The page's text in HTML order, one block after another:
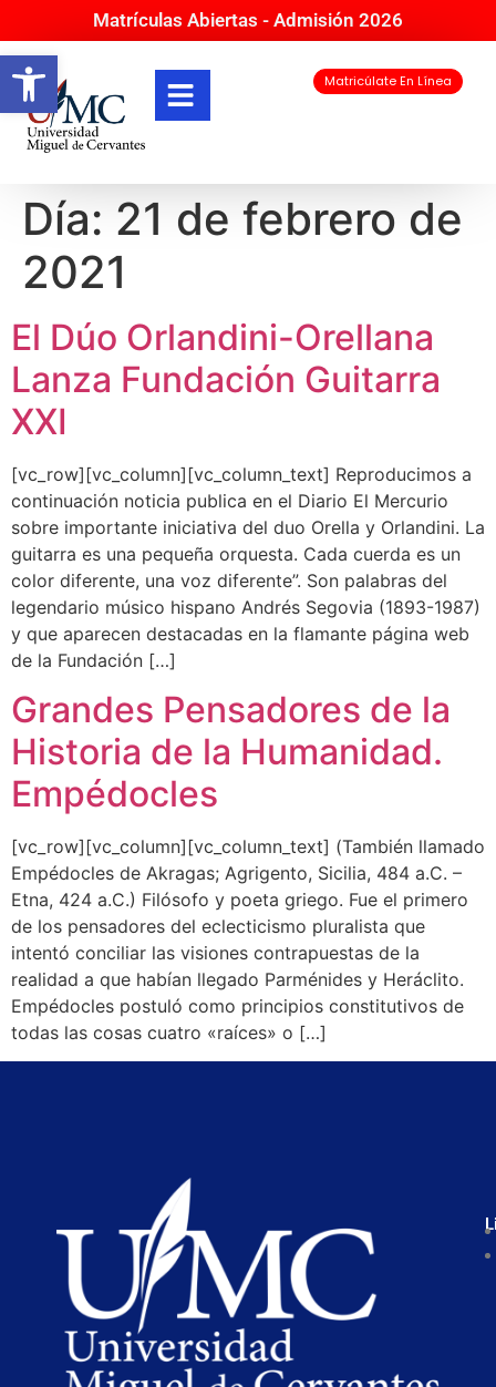
Abrir barra de herramientas
Matrículas Abiertas - Admisión 2026
Matricúlate En Línea
Día: 21 de febrero de
2021
El Dúo Orlandini-Orellana
Lanza Fundación Guitarra
XXI
[vc_row][vc_column][vc_column_text] Reproducimos a
continuación noticia publica en el Diario El Mercurio
sobre importante iniciativa del duo Orella y Orlandini. La
guitarra es una pequeña orquesta. Cada cuerda es un
color diferente, una voz diferente”. Son palabras del
legendario músico hispano Andrés Segovia (1893-1987)
y que aparecen destacadas en la flamante página web
de la Fundación […]
Grandes Pensadores de la
Historia de la Humanidad.
Empédocles
[vc_row][vc_column][vc_column_text] (También llamado
Empédocles de Akragas; Agrigento, Sicilia, 484 a.C. –
Etna, 424 a.C.) Filósofo y poeta griego. Fue el primero
de los pensadores del eclecticismo pluralista que
intentó conciliar las visiones contrapuestas de la
realidad a que habían llegado Parménides y Heráclito.
Empédocles postuló como principios constitutivos de
todas las cosas cuatro «raíces» o […]